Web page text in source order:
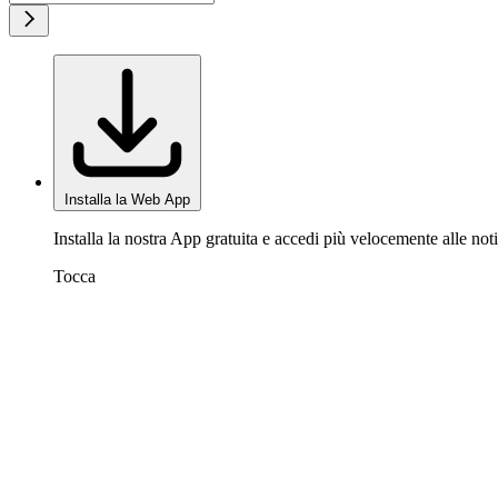
Installa la Web App
Installa la nostra App gratuita e accedi più velocemente alle
Tocca